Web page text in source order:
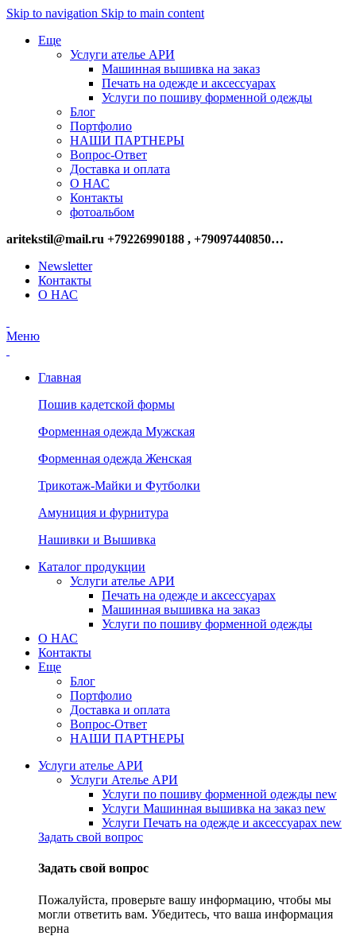
Skip to navigation Skip to main content
Еще
Услуги ателье АРИ
Машинная вышивка на заказ
Печать на одежде и аксессуарах
Услуги по пошиву форменной одежды
Блог
Портфолио
НАШИ ПАРТНЕРЫ
Вопрос-Ответ
Доставка и оплата
О НАС
Контакты
фотоальбом
aritekstil@mail.ru +79226990188 , +79097440850…
Newsletter
Контакты
О НАС
Меню
Главная
Пошив кадетской формы
Форменная одежда Мужская
Форменная одежда Женская
Трикотаж-Майки и Футболки
Амуниция и фурнитура
Нашивки и Вышивка
Каталог продукции
Услуги ателье АРИ
Печать на одежде и аксессуарах
Машинная вышивка на заказ
Услуги по пошиву форменной одежды
О НАС
Контакты
Еще
Блог
Портфолио
Доставка и оплата
Вопрос-Ответ
НАШИ ПАРТНЕРЫ
Услуги ателье АРИ
Услуги Ателье АРИ
Услуги по пошиву форменной одежды new
Услуги Машинная вышивка на заказ new
Услуги Печать на одежде и аксессуарах new
Задать свой вопрос
Задать свой вопрос
Пожалуйста, проверьте вашу информацию, чтобы мы
могли ответить вам. Убедитесь, что ваша информация
верна